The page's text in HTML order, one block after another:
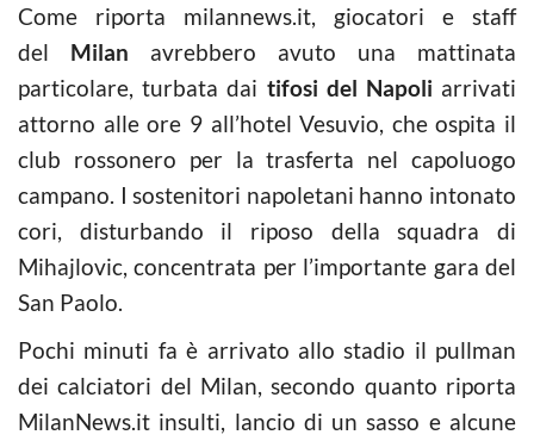
Come riporta milannews.it, giocatori e staff
del Milan avrebbero avuto una mattinata
particolare, turbata dai tifosi del Napoli arrivati
attorno alle ore 9 all’hotel Vesuvio, che ospita il
club rossonero per la trasferta nel capoluogo
campano. I sostenitori napoletani hanno intonato
cori, disturbando il riposo della squadra di
Mihajlovic, concentrata per l’importante gara del
San Paolo.
Pochi minuti fa è arrivato allo stadio il pullman
dei calciatori del Milan, secondo quanto riporta
MilanNews.it insulti, lancio di un sasso e alcune